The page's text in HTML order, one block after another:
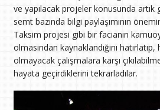
ve yapılacak projeler konusunda artık
semt bazında bilgi paylaşımının
Taksim projesi gibi bir facianın
olmasından kaynaklandığını hatırlatıp,
olmayacak çalışmalara karşı
hayata geçirdiklerini tekrarladılar.